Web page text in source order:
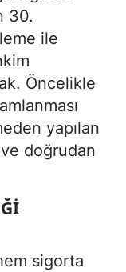
30.
ile
Öncelikle
yapılan
doğrudan
sigorta